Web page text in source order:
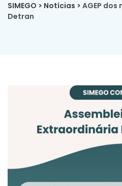
SIMEGO > Notícias > AGEP
Detran